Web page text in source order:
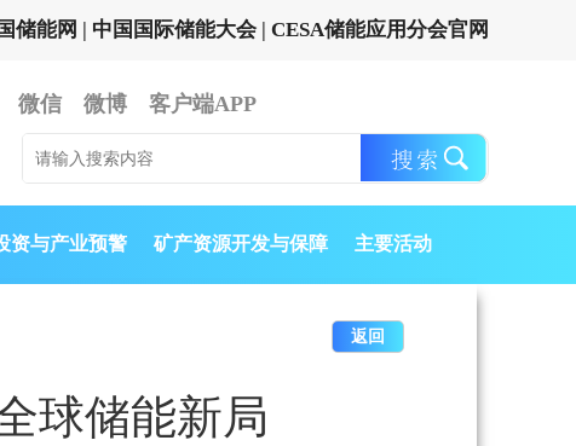
储能网 | 中国国际储能大会 | CESA储能应用分会官网
微信 微博 客户端APP
资与产业预警 矿产资源开发与保障 主要活动
返回
球储能新局